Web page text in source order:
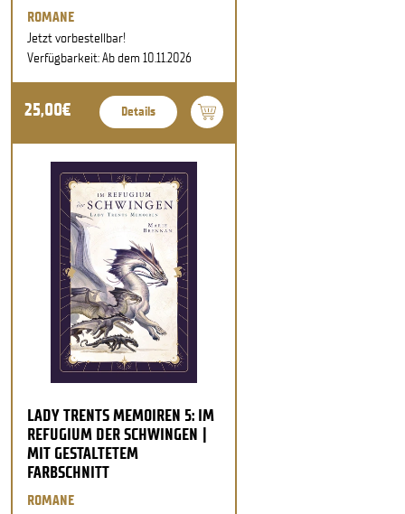
ROMANE
Jetzt vorbestellbar!
Verfügbarkeit: Ab dem 10.11.2026
25,00€ Details
LADY TRENTS MEMOIREN 5: IM
REFUGIUM DER SCHWINGEN |
MIT GESTALTETEM
FARBSCHNITT
ROMANE